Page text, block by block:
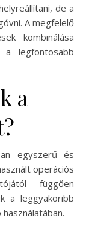
de a
A megfelelő
kombinálása
a legfontosabb
a
egyszerű és
operációs
függően
a leggyakoribb